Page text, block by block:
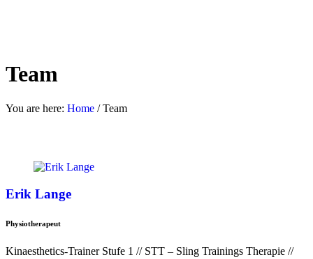
Team
You are here: Home /Team
Erik Lange
Physiotherapeut
Kinaesthetics-Trainer Stufe 1 // STT – Sling Trainings Therapie //